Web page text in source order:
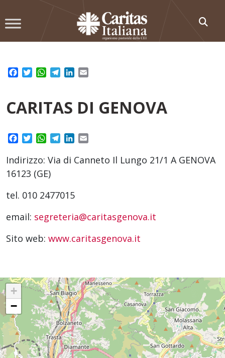
to
Facebook
TwitterWhatsApp
TelegramLinkedIn
CARITAS DI GENOVA
Facebook
TwitterWhatsApp
TelegramLinkedIn
Indirizzo: Via di Canneto Il Lungo 21/1 A GENOVA
16123 (GE)
tel. 010 2477015
email: segreteria@caritasgenova.it
Sito web: www.caritasgenova.it
+
−